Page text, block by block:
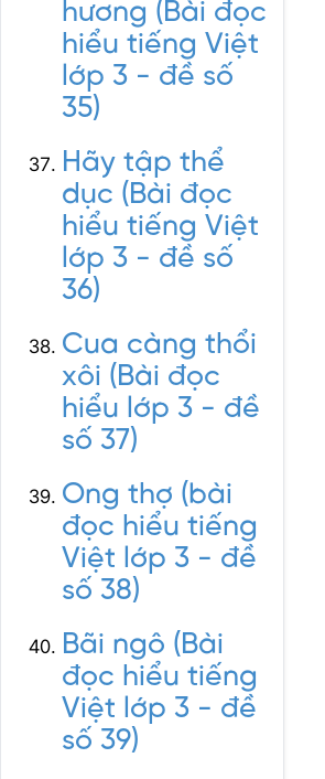
hương (Bài đọc
hiểu tiếng Việt
lớp 3 - đề số
35)
Hãy tập thể
dục (Bài đọc
hiểu tiếng Việt
lớp 3 - đề số
36)
Cua càng thổi
xôi (Bài đọc
hiểu lớp 3 - đề
số 37)
Ong thợ (bài
đọc hiểu tiếng
Việt lớp 3 - đề
số 38)
Bãi ngô (Bài
đọc hiểu tiếng
Việt lớp 3 - đề
số 39)